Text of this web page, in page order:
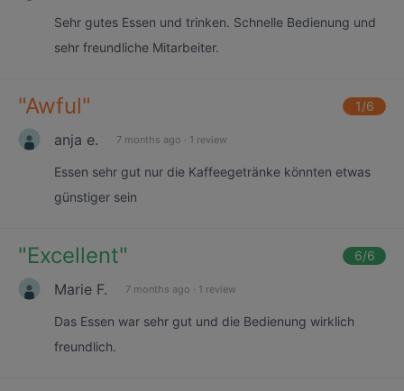
Sehr gutes Essen und trinken. Schnelle Bedienung und
sehr freundliche Mitarbeiter.
"Awful" 1/6
anja e. 7 months ago · 1 review
Essen sehr gut nur die Kaffeegetränke könnten etwas
günstiger sein
"Excellent" 6/6
Marie F. 7 months ago · 1 review
Das Essen war sehr gut und die Bedienung wirklich
freundlich.